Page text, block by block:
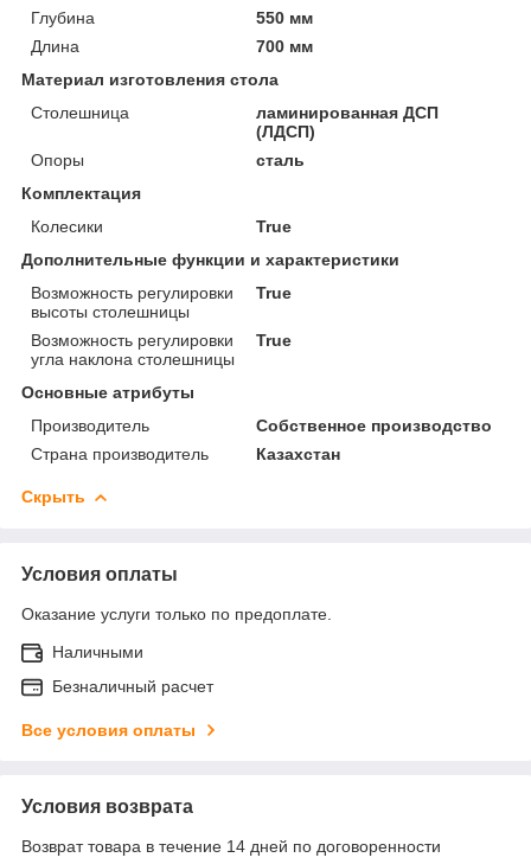
Глубина
550 мм
Длина
700 мм
Материал изготовления стола
Столешница
ламинированная ДСП
(ЛДСП)
Опоры
сталь
Комплектация
Колесики
True
Дополнительные функции и характеристики
Возможность регулировки
высоты столешницы
True
Возможность регулировки
угла наклона столешницы
True
Основные атрибуты
Производитель
Собственное производство
Страна производитель
Казахстан
Скрыть
Условия оплаты
Оказание услуги только по предоплате.
Наличными
Безналичный расчет
Все условия оплаты
Условия возврата
Возврат товара в течение 14 дней по договоренности